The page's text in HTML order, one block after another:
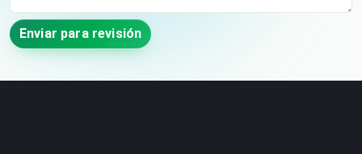
Enviar para revisión